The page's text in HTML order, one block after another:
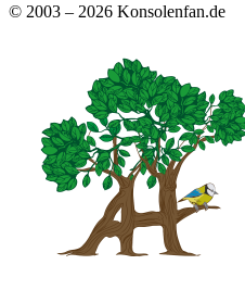
© 2003 – 2026 Konsolenfan.de